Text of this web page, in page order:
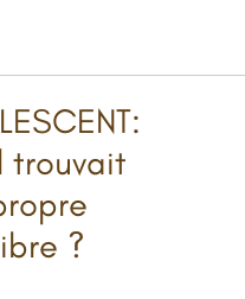
trouvait
?